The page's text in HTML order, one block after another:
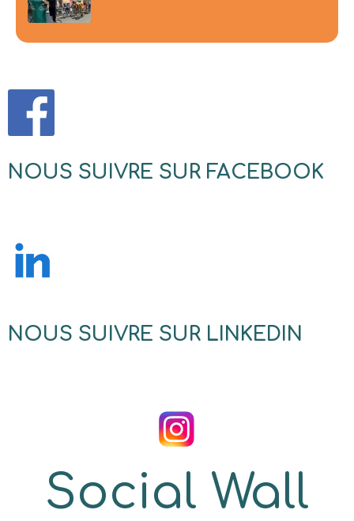
NOUS SUIVRE SUR FACEBOOK
NOUS SUIVRE SUR LINKEDIN
Social Wall